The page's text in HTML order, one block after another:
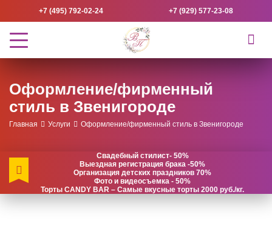
+7 (495) 792-02-24 +7 (929) 577-23-08
Оформление/фирменный
стиль в Звенигороде
Главная Услуги Оформление/фирменный стиль в Звенигороде
Свадебный стилист- 50%
Выездная регистрация брака -50%
Организация детских праздников 70%
Фото и видеосъемка - 50%
Торты CANDY BAR – Самые вкусные торты 2000 руб./кг.